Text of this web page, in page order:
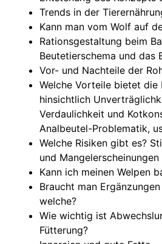
Trends in der
Kann man vom Wolf auf
Rationsgestaltung beim
Beutetierschema und das
Vor- und Nachteile der
Welche Vorteile bietet die
hinsichtlich
Verdaulichkeit und
Analbeutel-Problematik,
Welche Risiken gibt es?
und Mangelerscheinungen
Kann ich meinen Welpen
Braucht man
welche?
Wie wichtig ist
Fütterung?